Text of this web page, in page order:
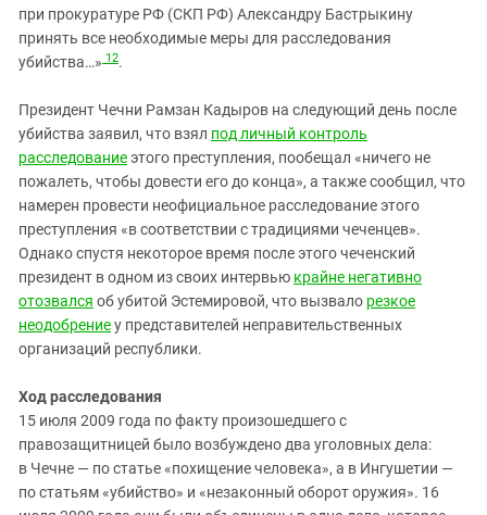
при прокуратуре РФ (СКП РФ) Александру Бастрыкину
принять все необходимые меры для расследования
убийства…» 12.
Президент Чечни Рамзан Кадыров на следующий день после
убийства заявил, что взял под личный контроль
расследованиеэтого преступления, пообещал «ничего не
пожалеть, чтобы довести его до конца», а также сообщил, что
намерен провести неофициальное расследование этого
преступления «в соответствии с традициями чеченцев».
Однако спустя некоторое время после этого чеченский
президент в одном из своих интервью крайне негативно
отозвался об убитой Эстемировой, что вызвало резкое
неодобрениеу представителей неправительственных
организаций республики.
Ход расследования
15 июля 2009 года по факту произошедшего с
правозащитницей было возбуждено два уголовных дела:
в Чечне — по статье «похищение человека», а в Ингушетии —
по статьям «убийство» и «незаконный оборот оружия». 16